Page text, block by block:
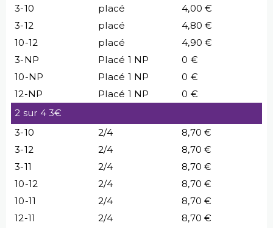
3-10 placé
4,00 €
3-12
placé
4,80 €
10-12
placé
4,90 €
3-NP
Placé 1 NP
0 €
10-NP
Placé 1 NP
0 €
12-NP
Placé 1 NP
0 €
2 sur 4 3€
3-10
2/4
8,70 €
3-12
2/4
8,70 €
3-11
2/4
8,70 €
10-12
2/4
8,70 €
10-11
2/4
8,70 €
12-11
2/4
8,70 €